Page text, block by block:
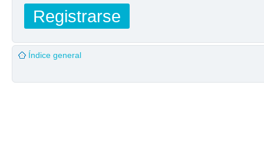
Registrarse
Índice general